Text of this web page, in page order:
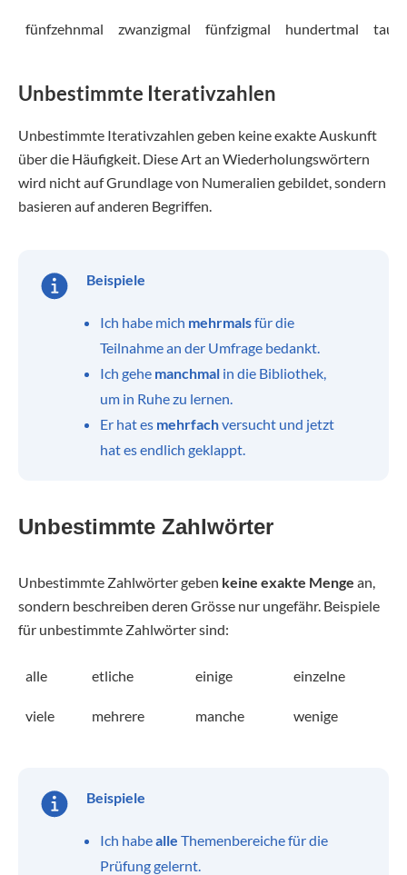
fünfzehnmal zwanzigmal fünfzigmal hundertmal
Unbestimmte Iterativzahlen
Unbestimmte Iterativzahlen geben keine exakte Auskunft
über die Häufigkeit. Diese Art an Wiederholungswörtern
wird nicht auf Grundlage von Numeralien gebildet, sondern
basieren auf anderen Begriffen.
Beispiele
Ich habe mich mehrmalsfür die
Teilnahme an der Umfrage bedankt.
Ich gehe manchmal in die Bibliothek,
um in Ruhe zu lernen.
Er hat es mehrfachversucht und jetzt
hat es endlich geklappt.
Unbestimmte Zahlwörter
Unbestimmte Zahlwörter geben keine exakte Menge an,
sondern beschreiben deren Grösse nur ungefähr. Beispiele
für unbestimmte Zahlwörter sind:
alle etliche einige einzelne
viele mehrere manche wenige
Beispiele
Ich habealle Themenbereiche für die
Prüfung gelernt.